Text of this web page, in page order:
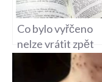
Co bylo vyřčeno
nelze vrátit zpět
Bible: Moudrost
starověkého